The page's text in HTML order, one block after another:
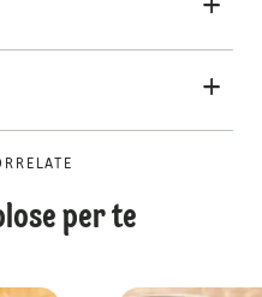
per te